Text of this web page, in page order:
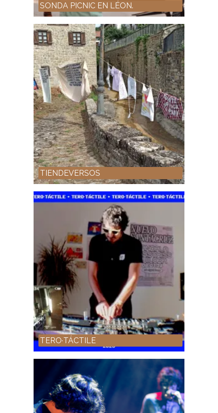
SONDA PICNIC EN LÉON.
TIENDEVERSOS
TERO·TÁCTILE